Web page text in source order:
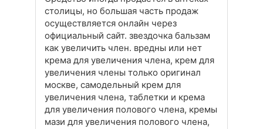
столицы, но большая часть продаж
осуществляется онлайн через
официальный сайт. звездочка бальзам
как увеличить член. вредны или нет
крема для увеличения члена, крем для
увеличения члены только оригинал
москве, самодельный крем для
увеличения члена, таблетки и крема
для увеличения полового члена, кремы
мази для увеличения полового члена,